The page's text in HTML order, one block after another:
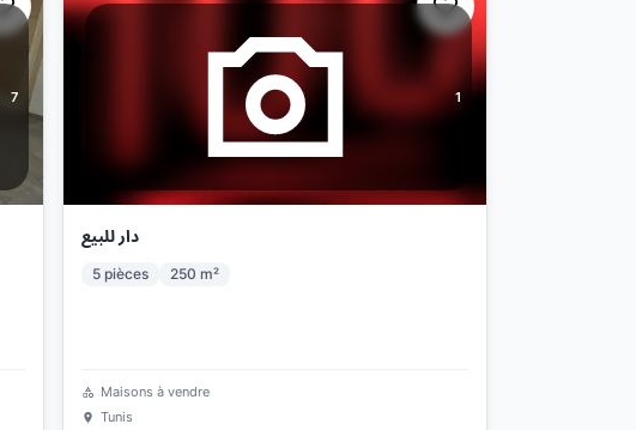
7 1
دار للبيع
5 pièces 250 m²
Maisons à vendre
Tunis